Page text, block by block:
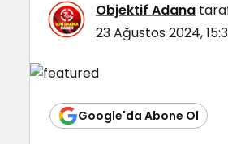
Objektif Adana
23 Ağustos 2024,
Google'da Abone Ol